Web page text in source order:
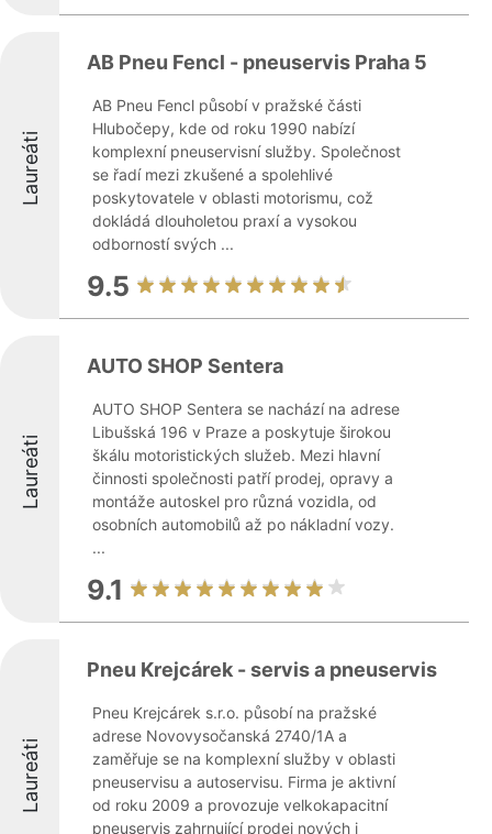
Laureáti
AB Pneu Fencl - pneuservis Praha 5
AB Pneu Fencl působí v pražské části
Hlubočepy, kde od roku 1990 nabízí
komplexní pneuservisní služby. Společnost
se řadí mezi zkušené a spolehlivé
poskytovatele v oblasti motorismu, což
dokládá dlouholetou praxí a vysokou
odborností svých ...
9.5
Laureáti
AUTO SHOP Sentera
AUTO SHOP Sentera se nachází na adrese
Libušská 196 v Praze a poskytuje širokou
škálu motoristických služeb. Mezi hlavní
činnosti společnosti patří prodej, opravy a
montáže autoskel pro různá vozidla, od
osobních automobilů až po nákladní vozy.
...
9.1
Laureáti
Pneu Krejcárek - servis a pneuservis
Pneu Krejcárek s.r.o. působí na pražské
adrese Novovysočanská 2740/1A a
zaměřuje se na komplexní služby v oblasti
pneuservisu a autoservisu. Firma je aktivní
od roku 2009 a provozuje velkokapacitní
pneuservis zahrnující prodej nových i